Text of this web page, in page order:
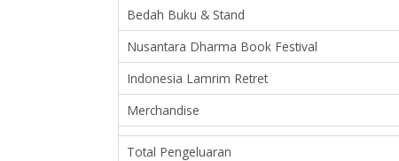
Bedah Buku & Stand
Nusantara Dharma Book Festival
Indonesia Lamrim Retret
Merchandise
Total Pengeluaran